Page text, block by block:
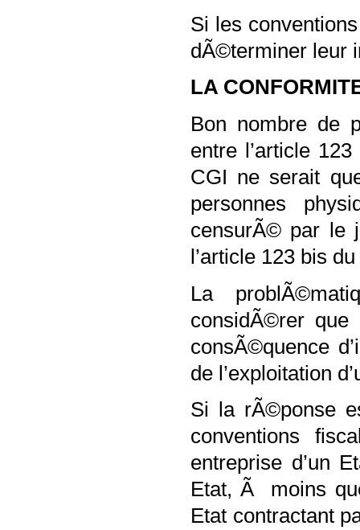
Si les
dÃ©terminer leur
LA
Bon nombre de
entre l’article
CGI ne serait
personnes
censurÃ© par le
l’article 123 bis
La
considÃ©rer que
consÃ©quence
de l’exploitation
Si la rÃ©ponse
conventions
entreprise d’un
Etat, Ã moins
Etat contractant